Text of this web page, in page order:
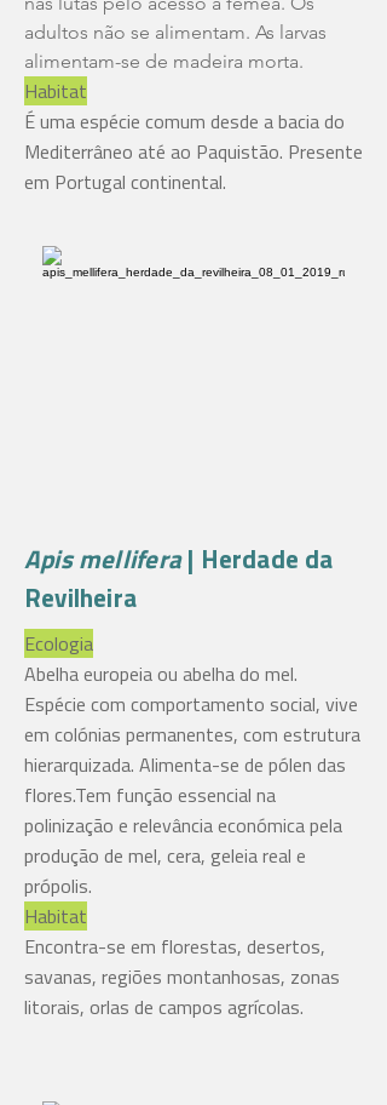
adultos não se alimentam. As larvas
alimentam-se de madeira morta.
Habitat
É uma espécie comum desde a bacia do
Mediterrâneo até ao Paquistão. Presente
em Portugal continental.
Apis mellifera| Herdade da
Revilheira
Ecologia
Abelha europeia ou abelha do mel.
Espécie com comportamento social, vive
em colónias permanentes, com estrutura
hierarquizada. Alimenta-se de pólen das
flores.Tem função essencial na
polinização e relevância económica pela
produção de mel, cera, geleia real e
própolis.
Habitat
Encontra-se em florestas, desertos,
savanas, regiões montanhosas, zonas
litorais, orlas de campos agrícolas.